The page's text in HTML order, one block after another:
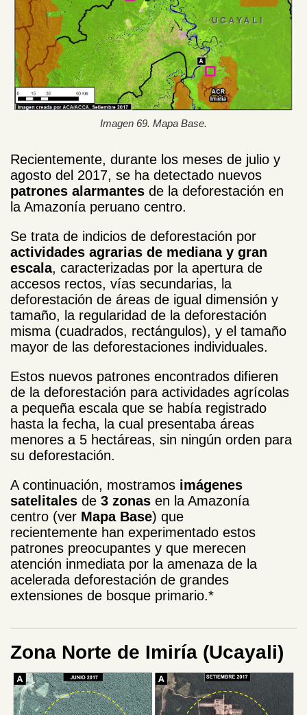
Imagen 69. Mapa Base.
Recientemente, durante los meses de julio y
agosto del 2017, se ha detectado nuevos
patrones alarmantes de la deforestación en
la Amazonía peruano centro.
Se trata de indicios de deforestación por
actividades agrarias de mediana y gran
escala, caracterizadas por la apertura de
accesos rectos, vías secundarias, la
deforestación de áreas de igual dimensión y
tamaño, la regularidad de la deforestación
misma (cuadrados, rectángulos), y el tamaño
mayor de las deforestaciones individuales.
Estos nuevos patrones encontrados difieren
de la deforestación para actividades agrícolas
a pequeña escala que se había registrado
hasta la fecha, la cual presentaba áreas
menores a 5 hectáreas, sin ningún orden para
su deforestación.
A continuación, mostramos imágenes
satelitales de 3 zonas en la Amazonía
centro (ver Mapa Base) que
recientemente han experimentado estos
patrones preocupantes y que merecen
atención inmediata por la amenaza de la
acelerada deforestación de grandes
extensiones de bosque primario.*
Zona Norte de Imiría (Ucayali)